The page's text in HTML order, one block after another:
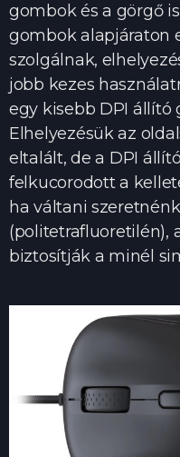
gombok és a görgő
gombok alapjáraton
szolgálnak,
jobb kezes
egy kisebb DPI állító
Elhelyezésük az
eltalált, de a DPI
felkucorodott a
ha váltani
(politetrafluoretilén),
biztosítják a minél